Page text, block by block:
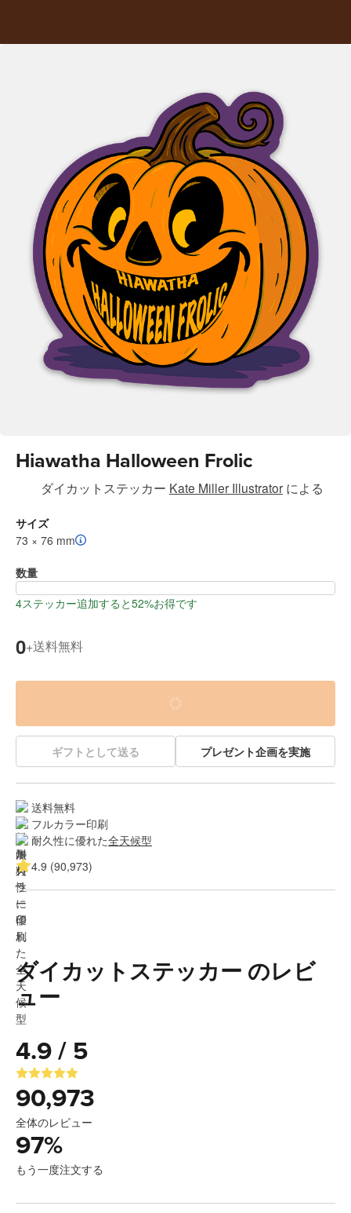
Hiawatha Halloween Frolic
ダイカットステッカー Kate Miller Illustrator による
サイズ
73 × 76 mm
数量
4ステッカー追加すると52%お得です
0+送料無料
ギフトとして送る プレゼント企画を実施
送料無料
フルカラー印刷
耐久性に優れた全天候型
4.9 (90,973)
ダイカットステッカー のレビ
ュー
4.9 / 5
90,973
全体のレビュー
97%
もう一度注文する